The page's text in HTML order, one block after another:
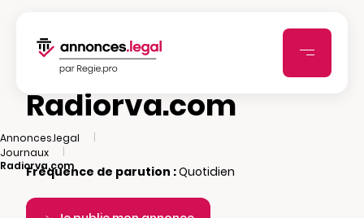
Annonces.legal
|
Journaux
|
Radiorva.com
Radiorva.com
Fréquence de parution :Quotidien